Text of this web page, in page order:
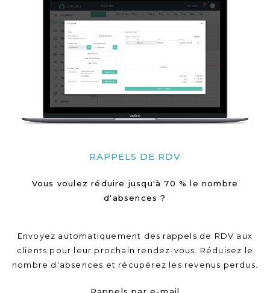
RAPPELS DE RDV
Vous voulez réduire jusqu'à 70 % le nombre
d'absences ?
Envoyez automatiquement des rappels de RDV aux
clients pour leur prochain rendez-vous. Réduisez le
nombre d'absences et récupérez les revenus perdus.